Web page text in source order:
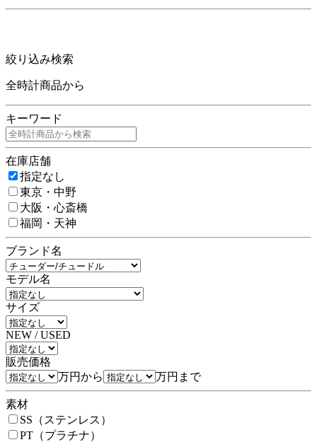
絞り込み検索
全時計商品から
キーワード
在庫店舗
指定なし
東京・中野
大阪・心斎橋
福岡・天神
ブランド名
モデル名
サイズ
NEW / USED
販売価格
万円から
万円まで
素材
SS（ステンレス）
PT（プラチナ）